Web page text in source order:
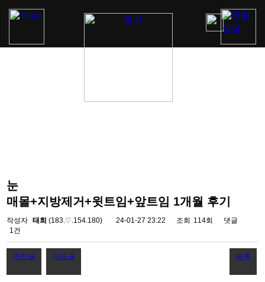
눈
매몰+지방제거+윗트임+앞트임 1개월 후기
작성자 태희 (183.♡.154.180) 24-01-27 23:22 조회 114회
댓글
1건
이전글 다음글 목록